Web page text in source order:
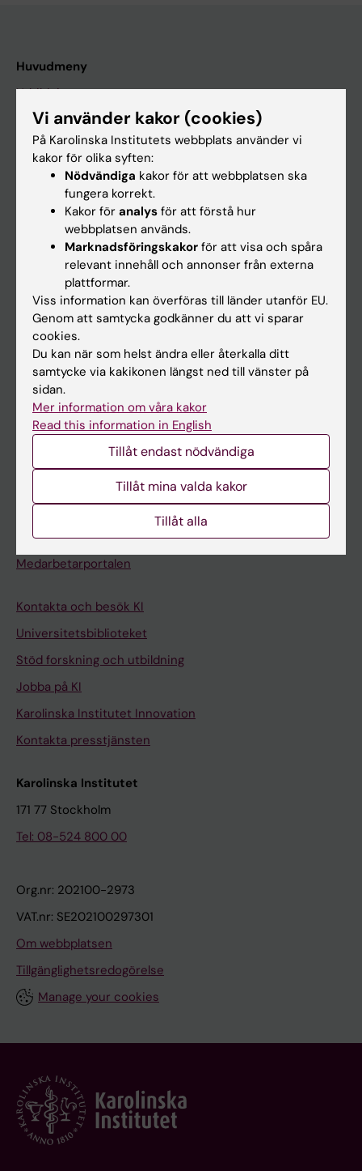
Huvudmeny
Utbildning
Forskarutbildning
Forskning
Nyheter
Kalender
Student
Ladok
Canvas
Schema
Studentmejlen
Kurs- och programwebbar
Medarbetare
Medarbetarportalen
Kontakta och besök KI
Universitetsbiblioteket
Stöd forskning och utbildning
Jobba på KI
Karolinska Institutet Innovation
Kontakta presstjänsten
Karolinska Institutet
171 77 Stockholm
Tel: 08-524 800 00
Org.nr: 202100-2973
VAT.nr: SE202100297301
Om webbplatsen
Tillgänglighetsredogörelse
Manage your cookies
Vi använder kakor (cookies)
På Karolinska Institutets webbplats använder vi
kakor för olika syften:
Nödvändiga kakor för att webbplatsen ska
fungera korrekt.
Kakor för analys för att förstå hur
webbplatsen används.
Marknadsföringskakor för att visa och spåra
relevant innehåll och annonser från externa
plattformar.
Viss information kan överföras till länder utanför EU.
Genom att samtycka godkänner du att vi sparar
cookies.
Du kan när som helst ändra eller återkalla ditt
samtycke via kakikonen längst ned till vänster på
sidan.
Mer information om våra kakor
Read this information in English
Tillåt endast nödvändiga
Tillåt mina valda kakor
Tillåt alla